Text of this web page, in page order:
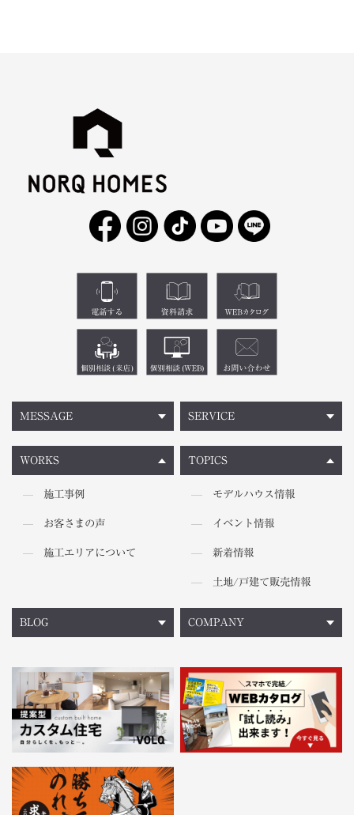
MESSAGE
WORKS
施工事例
お客さまの声
施工エリアについて
TOPICS
モデルハウス情報
イベント情報
新着情報
土地/戸建て販売情報
SERVICE
BLOG COMPANY